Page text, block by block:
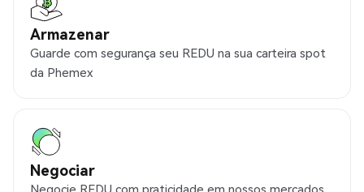
Armazenar
Guarde com segurança seu REDU na sua carteira spot
da Phemex
Negociar